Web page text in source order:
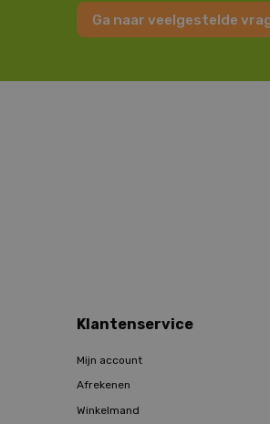
Ga naar veelgestelde
Klantenservice
Mijn account
Afrekenen
Winkelmand